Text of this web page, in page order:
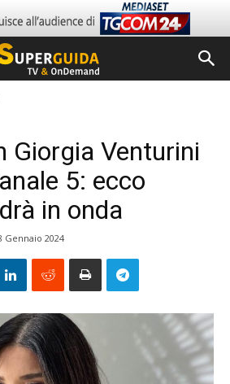
Giorgia Venturini
5: ecco
in onda
Gennaio 2024